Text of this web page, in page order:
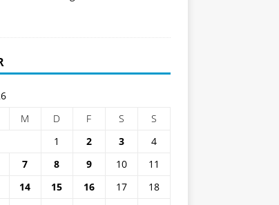
M D F S
S
1
2 3
4
7 8 9 10
11
14 15 16 17
18